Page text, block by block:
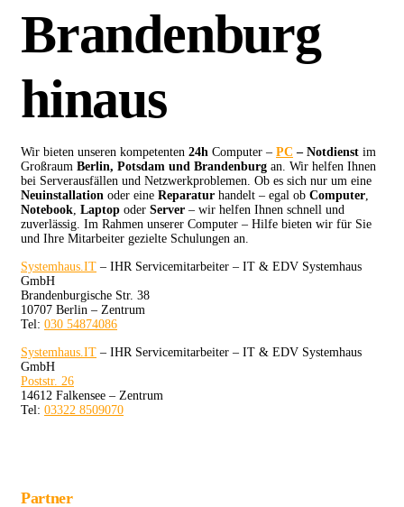
Brandenburg
hinaus
Wir bieten unseren kompetenten 24h Computer – PC – Notdienst im
Großraum Berlin, Potsdam und Brandenburg an. Wir helfen Ihnen
bei Serverausfällen und Netzwerkproblemen. Ob es sich nur um eine
Neuinstallation oder eine Reparatur handelt – egal ob Computer
Notebook Laptop oder Server – wir helfen Ihnen schnell und
zuverlässig. Im Rahmen unserer Computer – Hilfe bieten wir für Sie
und Ihre Mitarbeiter gezielte Schulungen an.
Systemhaus.IT – IHR Servicemitarbeiter – IT & EDV Systemhaus
GmbH
Brandenburgische Str. 38
10707 Berlin – Zentrum
Tel: 030 54874086
Systemhaus.IT – IHR Servicemitarbeiter – IT & EDV Systemhaus
GmbH
Poststr. 26
14612 Falkensee – Zentrum
Tel: 03322 8509070
Partner